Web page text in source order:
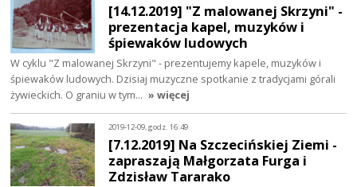
[14.12.2019] "Z malowanej Skrzyni" -
prezentacja kapel, muzyków i
śpiewaków ludowych
W cyklu "Z malowanej Skrzyni" - prezentujemy kapele, muzyków i
śpiewaków ludowych. Dzisiaj muzyczne spotkanie z tradycjami górali
żywieckich. O graniu w tym… » więcej
2019-12-09, godz. 16:49
[7.12.2019] Na Szczecińskiej Ziemi -
zapraszają Małgorzata Furga i
Zdzisław Tararako